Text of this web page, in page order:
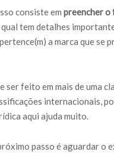
consiste em preencher
tem detalhes
a marca que se
ser feito em mais de uma
internacionais,
aqui ajuda muito.
passo é aguardar o